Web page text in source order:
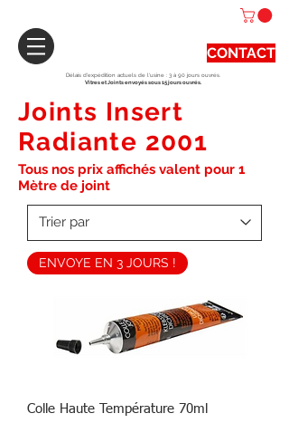
CONTACT
Délais d'expédition actuels de l'usine : 3 à 90 jours ouvrés.
Vitres et Joints envoyés sous 15 jours ouvrés.
Joints Insert
Radiante 2001
Tous nos prix affichés valent pour 1
Mètre de joint
ENVOYE EN 3 JOURS !
Colle Haute Température 70ml